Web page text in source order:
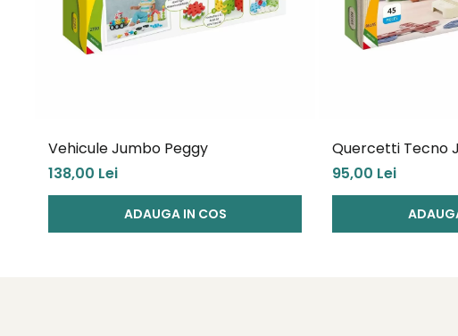
Vehicule Jumbo Peggy
138,00 Lei
ADAUGA IN COS
Quercetti Tecno
95,00 Lei